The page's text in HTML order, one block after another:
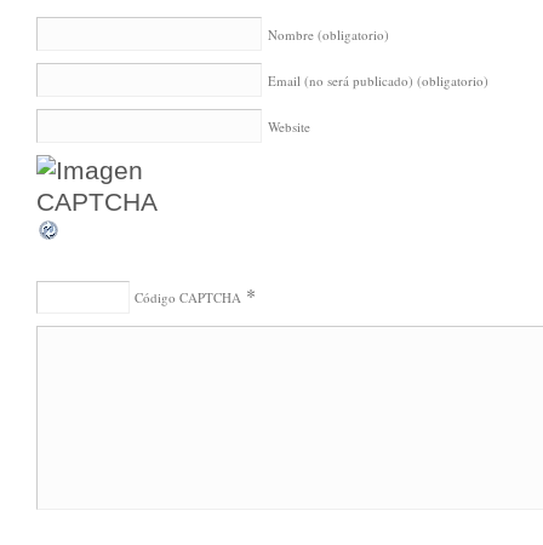
Nombre (obligatorio)
Email (no será publicado) (obligatorio)
Website
Código CAPTCHA *